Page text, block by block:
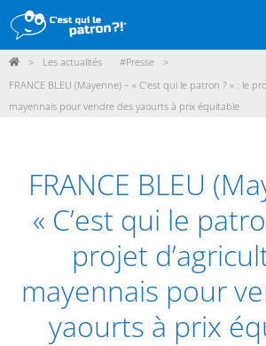
DÉMARCHE
PRODUITS
PARTICIPER
ACTUALITÉS
ME CONNECTER /
> Les actualités #Presse
>
FRANCE BLEU (Mayenne) – « C’est qui le patron ? » : le
mayennais pour vendre des yaourts à prix équitable
FRANCE BLEU
« C’est qui le
projet
mayennais pour
yaourts à prix